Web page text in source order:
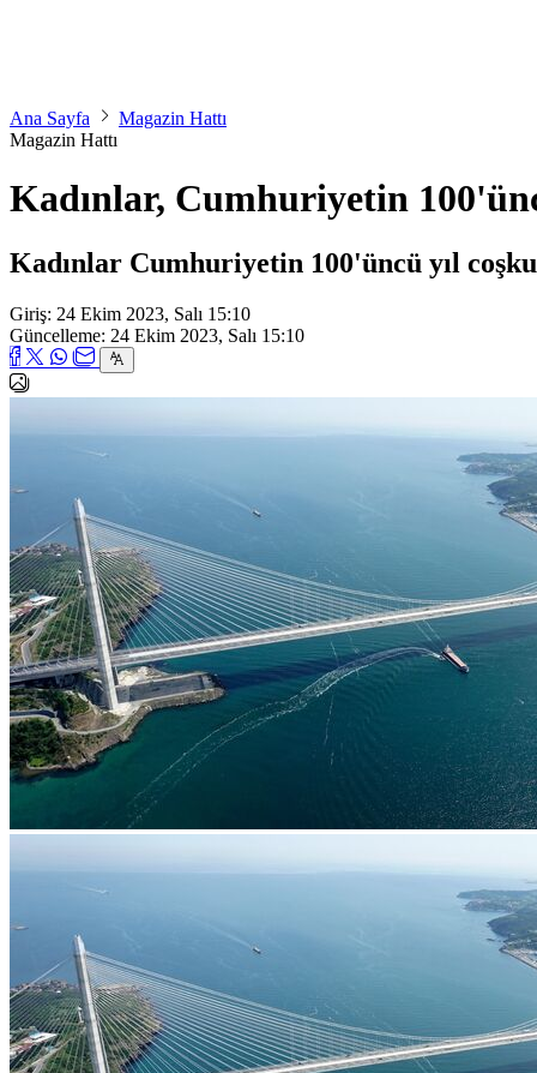
Ana Sayfa
Magazin Hattı
Magazin Hattı
Kadınlar, Cumhuriyetin
Kadınlar Cumhuriyetin 100'üncü yıl
Giriş: 24 Ekim 2023, Salı 15:10
Güncelleme: 24 Ekim 2023, Salı 15:10